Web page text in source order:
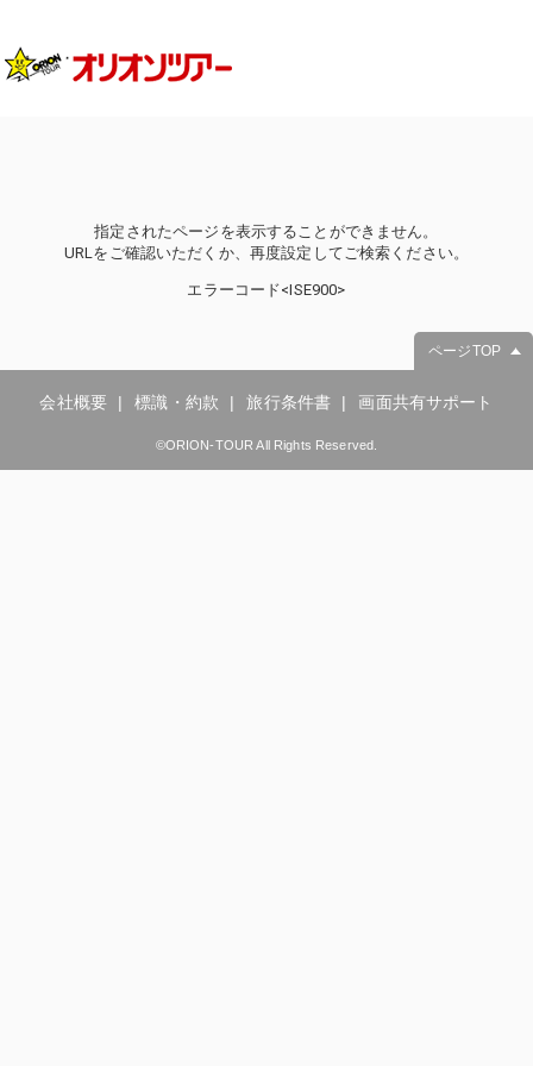
指定されたページを表示することができません。
URLをご確認いただくか、再度設定してご検索ください。
エラーコード<ISE900>
ページTOP
会社概要 標識・約款 旅行条件書 画面共有サポート
©ORION-TOUR All Rights Reserved.